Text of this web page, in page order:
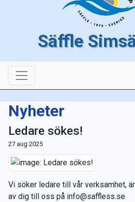
Säffle
Nyheter
Ledare sökes!
27 aug 2025
Vi söker ledare till vår verksamhet,
av dig till oss på info@saffless.se